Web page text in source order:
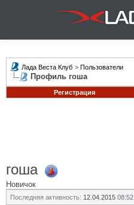
Лада Веста Клуб > Пользователи
Профиль гоша
Регистрация
гоша
Новичок
Последняя активность: 12.04.2015 08:52